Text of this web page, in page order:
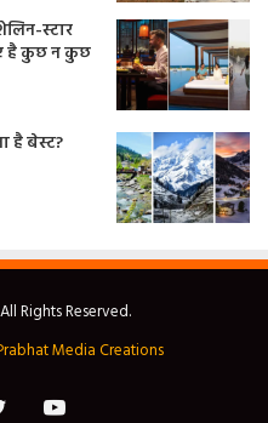
स्टार
है कुछ न कुछ
है बेस्ट?
Rights Reserved.
Media Creations
TwitterYouTube